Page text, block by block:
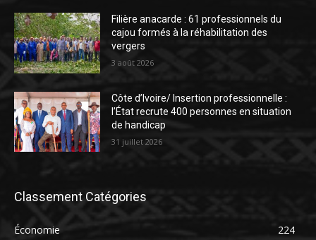
Filière anacarde : 61 professionnels du
cajou formés à la réhabilitation des
vergers
3 août 2026
Côte d’Ivoire/ Insertion professionnelle :
l’État recrute 400 personnes en situation
de handicap
31 juillet 2026
Classement Catégories
Économie
224